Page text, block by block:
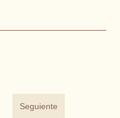
Seguiente